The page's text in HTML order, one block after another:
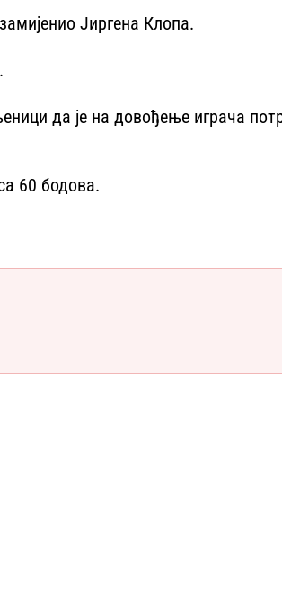
Јиргена Клопа.
да је на довођење играча
60 бодова.